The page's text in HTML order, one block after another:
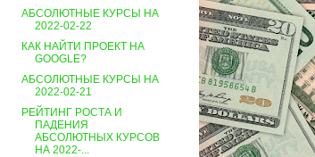
АБСОЛЮТНЫЕ КУРСЫ НА
2022-02-22
КАК НАЙТИ ПРОЕКТ НА
GOOGLE?
АБСОЛЮТНЫЕ КУРСЫ НА
2022-02-21
РЕЙТИНГ РОСТА И
ПАДЕНИЯ
АБСОЛЮТНЫХ КУРСОВ
НА 2022-...